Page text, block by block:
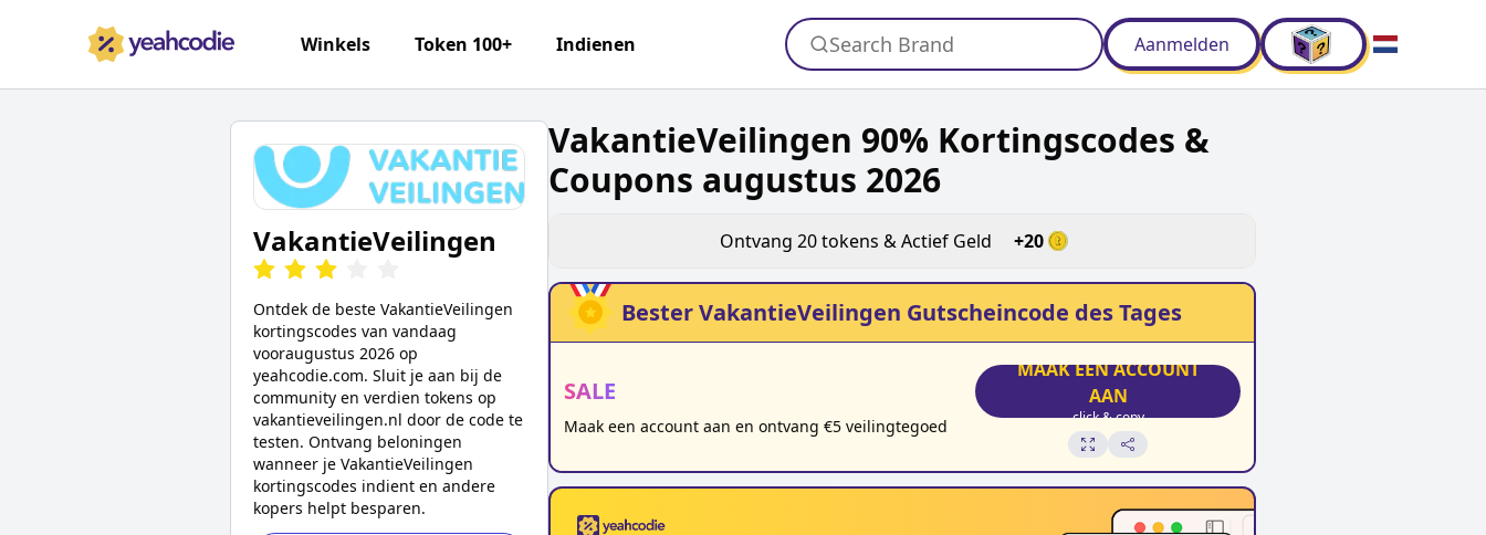
Winkels Token 100+ Indienen Search Brand Aanmelden
VakantieVeilingen
Ontdek de beste VakantieVeilingen
kortingscodes van vandaag
vooraugustus 2026 op
yeahcodie.com. Sluit je aan bij de
community en verdien tokens op
vakantieveilingen.nl door de code te
testen. Ontvang beloningen
wanneer je VakantieVeilingen
kortingscodes indient en andere
kopers helpt besparen.
VakantieVeilingen 90% Kortingscodes &
Coupons augustus 2026
Ontvang 20 tokens & Actief Geld +20
BesterVakantieVeilingen Gutscheincode des Tages
SALE
Maak een account aan en ontvang €5 veilingtegoed
MAAK EEN ACCOUNT
AAN
click & copy